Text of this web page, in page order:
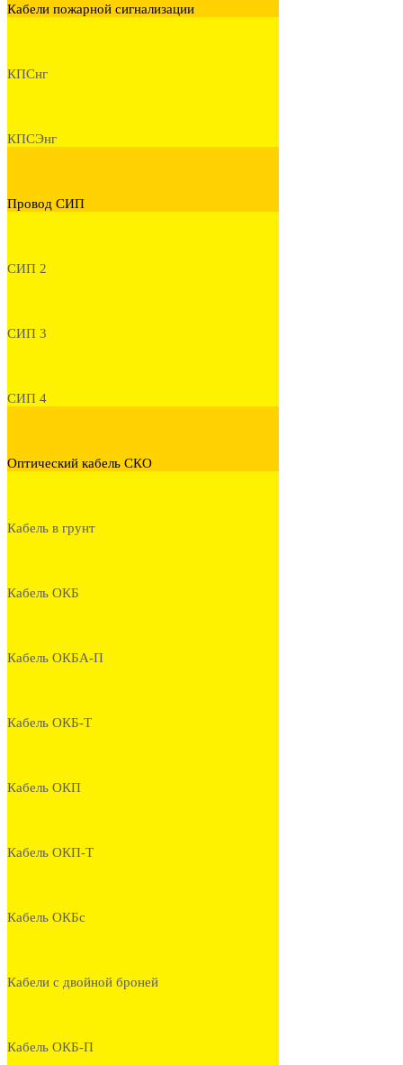
Кабели пожарной сигнализации
КПСнг
КПСЭнг
Провод СИП
СИП 2
СИП 3
СИП 4
Оптический кабель СКО
Кабель в грунт
Кабель ОКБ
Кабель ОКБА-П
Кабель ОКБ-Т
Кабель ОКП
Кабель ОКП-Т
Кабель ОКБс
Кабели с двойной броней
Кабель ОКБ-П